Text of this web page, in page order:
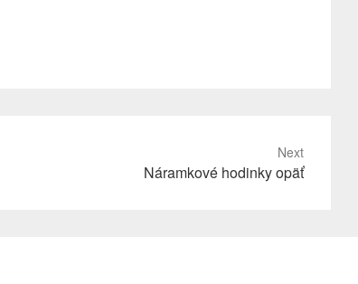
Next
Náramkové hodinky opäť